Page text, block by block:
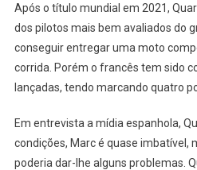
Após o título mundial em 2021,
dos pilotos mais bem avaliados do
conseguir entregar uma moto
corrida. Porém o francês tem sido
lançadas, tendo marcando quatro
Em entrevista a mídia espanhola,
condições, Marc é quase imbatível,
poderia dar-lhe alguns problemas.